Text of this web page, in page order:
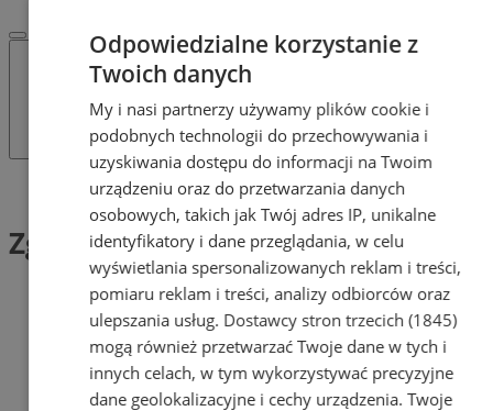
Tag: Zgłoszenie
Zgłoszenie (1)
Odpowiedzialne korzystanie z
Twoich danych
My i nasi partnerzy używamy plików cookie i
podobnych technologii do przechowywania i
uzyskiwania dostępu do informacji na Twoim
urządzeniu oraz do przetwarzania danych
osobowych, takich jak Twój adres IP, unikalne
identyfikatory i dane przeglądania, w celu
wyświetlania spersonalizowanych reklam i treści,
pomiaru reklam i treści, analizy odbiorców oraz
ulepszania usług. Dostawcy stron trzecich (1845)
mogą również przetwarzać Twoje dane w tych i
innych celach, w tym wykorzystywać precyzyjne
dane geolokalizacyjne i cechy urządzenia. Twoje